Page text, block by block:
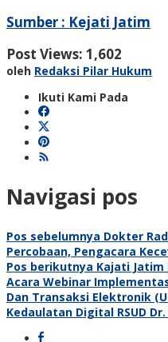
Sumber : Kejati Jatim
Post Views: 1,602
oleh Redaksi Pilar Hukum
Ikuti Kami Pada
Navigasi pos
Pos sebelumnya Dokter
Percobaan, Pengacara
Pos berikutnya Kajati Jatim
Acara Webinar
Dan Transaksi Elektronik
Kedaulatan Digital RSUD